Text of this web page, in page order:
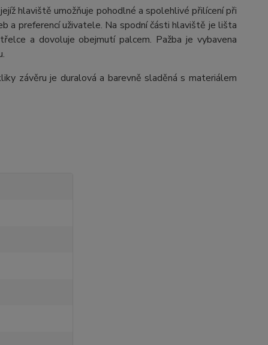
hlaviště umožňuje pohodlné a spolehlivé přilícení při
a preferencí uživatele. Na spodní části hlaviště je lišta
a dovoluje obejmutí palcem. Pažba je vybavena
závěru je duralová a barevně sladěná s materiálem